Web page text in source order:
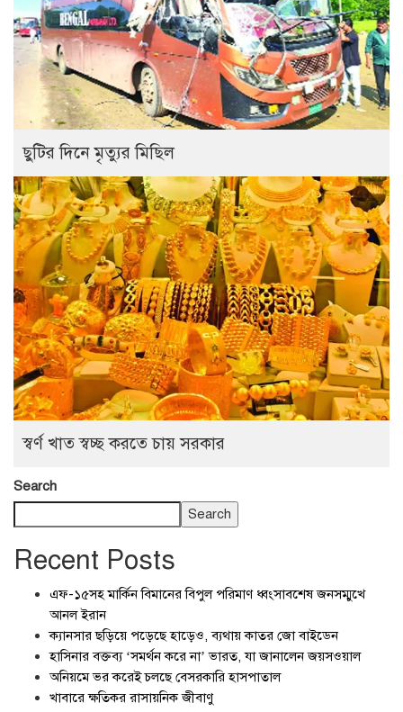
ছুটির দিনে মৃত্যুর মিছিল
স্বর্ণ খাত স্বচ্ছ করতে চায় সরকার
Search
Search
Recent Posts
এফ-১৫সহ মার্কিন বিমানের বিপুল পরিমাণ ধ্বংসাবশেষ জনসম্মুখে
আনল ইরান
ক্যানসার ছড়িয়ে পড়েছে হাড়েও, ব্যথায় কাতর জো বাইডেন
হাসিনার বক্তব্য ‘সমর্থন করে না’ ভারত, যা জানালেন জয়সওয়াল
অনিয়মে ভর করেই চলছে বেসরকারি হাসপাতাল
খাবারে ক্ষতিকর রাসায়নিক জীবাণু